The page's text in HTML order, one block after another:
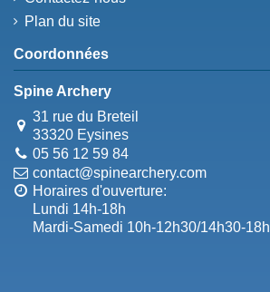
Plan du site
Coordonnées
Spine Archery
31 rue du Breteil
33320 Eysines
05 56 12 59 84
contact@spinearchery.com
Horaires d'ouverture:
Lundi 14h-18h
Mardi-Samedi 10h-12h30/14h30-18h